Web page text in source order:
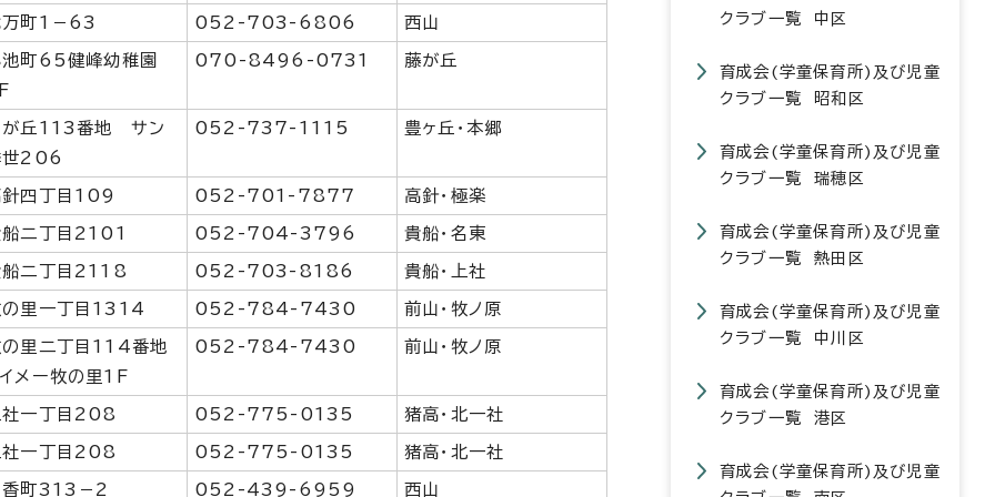
万町1－63 052-703-6806 西山
池町65健峰幼稚園
070-8496-0731 藤が丘
が丘113番地 サン
世206
052-737-1115 豊ヶ丘・本郷
針四丁目109 052-701-7877 高針・極楽
船二丁目2101 052-704-3796 貴船・名東
船二丁目2118 052-703-8186 貴船・上社
の里一丁目1314 052-784-7430 前山・牧ノ原
の里二丁目114番地
メー牧の里1F
052-784-7430 前山・牧ノ原
社一丁目208 052-775-0135 猪高・北一社
社一丁目208 052-775-0135 猪高・北一社
香町313－2 052-439-6959 西山
クラブ一覧 中区
育成会(学童保育所)及び児童
クラブ一覧 昭和区
育成会(学童保育所)及び児童
クラブ一覧 瑞穂区
育成会(学童保育所)及び児童
クラブ一覧 熱田区
育成会(学童保育所)及び児童
クラブ一覧 中川区
育成会(学童保育所)及び児童
クラブ一覧 港区
育成会(学童保育所)及び児童